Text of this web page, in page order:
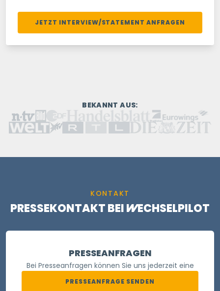
JETZT INTERVIEW/STATEMENT ANFRAGEN
BEKANNT AUS:
KONTAKT
PRESSEKONTAKT BEIWECHSELPILOT
PRESSEANFRAGEN
Bei Presseanfragen können Sie uns jederzeit eine
PRESSEANFRAGE SENDEN